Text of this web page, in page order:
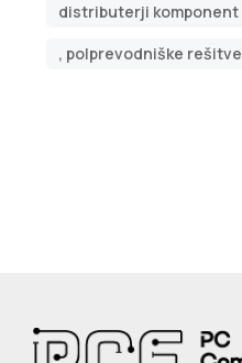
distributerji komponent
, polprevodniške rešitve